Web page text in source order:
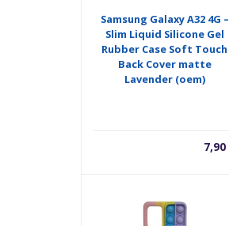
Samsung Galaxy A32 4G –
Slim Liquid Silicone Gel
Rubber Case Soft Touch
Back Cover matte
Lavender (oem)
7,90